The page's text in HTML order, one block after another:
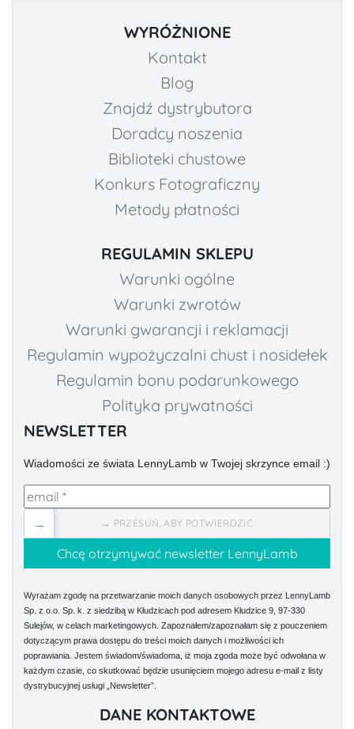
WYRÓŻNIONE
Kontakt
Blog
Znajdź dystrybutora
Doradcy noszenia
Biblioteki chustowe
Konkurs Fotograficzny
Metody płatności
REGULAMIN SKLEPU
Warunki ogólne
Warunki zwrotów
Warunki gwarancji i reklamacji
Regulamin wypożyczalni chust i nosidełek
Regulamin bonu podarunkowego
Polityka prywatności
NEWSLETTER
Wiadomości ze świata LennyLamb w Twojej skrzynce email :)
→ PRZESUŃ, ABY POTWIERDZIĆ
→
Wyrażam zgodę na przetwarzanie moich danych osobowych przez LennyLamb
Sp. z o.o. Sp. k. z siedzibą w Kłudzicach pod adresem Kłudzice 9, 97-330
Sulejów, w celach marketingowych. Zapoznałem/zapoznałam się z pouczeniem
dotyczącym prawa dostępu do treści moich danych i możliwości ich
poprawiania. Jestem świadom/świadoma, iż moja zgoda może być odwołana w
każdym czasie, co skutkować będzie usunięciem mojego adresu e-mail z listy
dystrybucyjnej usługi „Newsletter”.
DANE KONTAKTOWE